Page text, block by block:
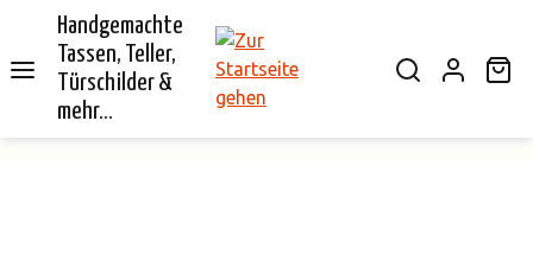
springen
Handgemachte
Tassen, Teller,
Türschilder &
mehr...